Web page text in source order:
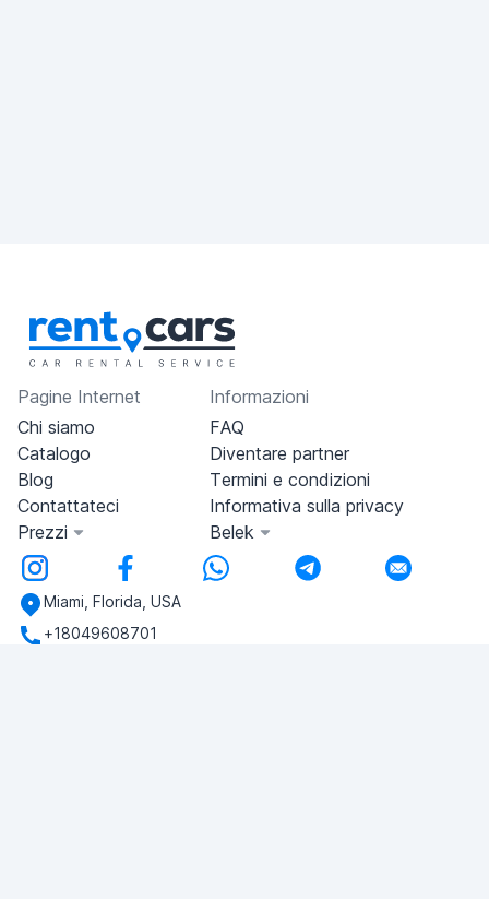
Pagine Internet
Chi siamo
Catalogo
Blog
Contattateci
Prezzi
Informazioni
FAQ
Diventare partner
Termini e condizioni
Informativa sulla privacy
Belek
Miami, Florida, USA
+18049608701